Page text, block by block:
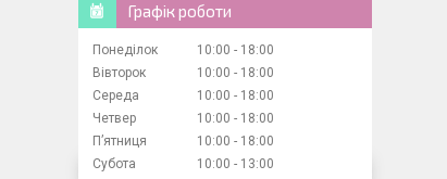
Графік роботи
Понеділок 10:00
18:00
Вівторок
10:00
18:00
Середа
10:00
18:00
Четвер
10:00
18:00
Пʼятниця
10:00
18:00
Субота
10:00 13:00